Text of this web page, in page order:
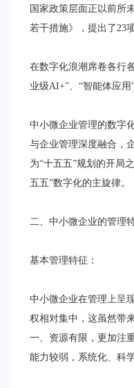
国家政策层面正以前所
若干措施》，提出了23
在数字化浪潮席卷各行
业级AI+”、“智能体应
中小微企业管理的数字
与企业管理深度融合，
为“十五五”规划的开局
五五”数字化的主旋律。
二、中小微企业的管理
基本管理特征：
中小微企业在管理上呈
权相对集中，这虽然带
一、资源有限，更加注
能力较弱，系统化、科